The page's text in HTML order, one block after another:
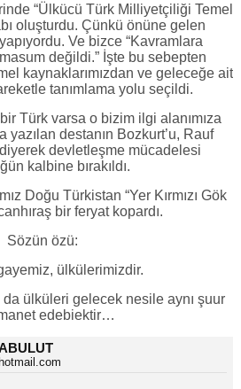
“Ülkücü Türk Milliyetçiliği Temel
oluşturdu. Çünkü önüne gelen
Ve bizce “Kavramlara
değildi.” İşte bu sebepten
kaynaklarımızdan ve geleceğe ait
tanımlama yolu seçildi.
Türk varsa o bizim ilgi alanımıza
yazılan destanın Bozkurt’u, Rauf
diyerek devletleşme mücadelesi
kalbine bırakıldı.
Doğu Türkistan “Yer Kırmızı Gök
bir feryat kopardı.
Sözün özü:
ülkülerimizdir.
da ülküleri gelecek nesile aynı şuur
edebiektir…